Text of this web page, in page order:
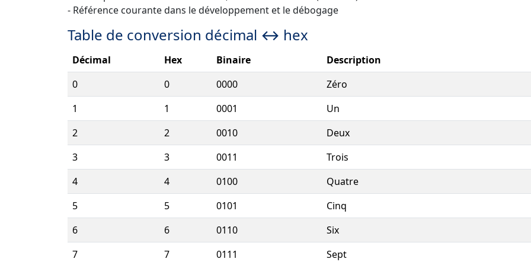
- Référence courante dans le développement et le débogage
Table de conversion décimal ↔ hex
Décimal Hex Binaire
Description
0
0 0000
Zéro
1
1 0001
Un
2
2 0010
Deux
3
3 0011
Trois
4
4 0100
Quatre
5
5 0101
Cinq
6
6 0110
Six
7
7 0111
Sept